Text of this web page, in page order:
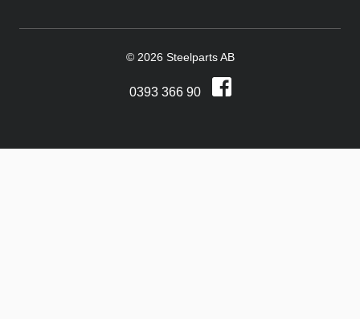
© 2026 Steelparts AB
0393 366 90